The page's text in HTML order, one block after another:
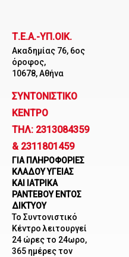
περιεχόμενο
Τ.Ε.Α.-ΥΠ.ΟΙΚ.
Ακαδημίας 76, 6ος
όροφος,
10678, Αθήνα
ΣΥΝΤΟΝΙΣΤΙΚΟ
ΚΕΝΤΡΟ
ΤΗΛ: 2313084359
& 2311801459
ΓΙΑ ΠΛΗΡΟΦΟΡΙΕΣ
ΚΛΑΔΟΥ ΥΓΕΙΑΣ
ΚΑΙ ΙΑΤΡΙΚΑ
ΡΑΝΤΕΒΟΥ ΕΝΤΟΣ
ΔΙΚΤΥΟΥ
Το Συντονιστικό
Κέντρο λειτουργεί
24 ώρες το 24ωρο,
365 ημέρες τον